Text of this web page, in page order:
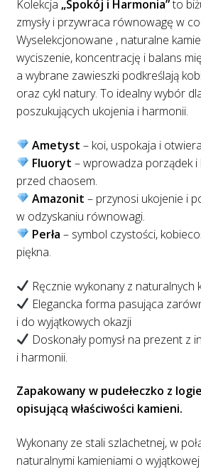
Kolekcja „Spokój i Harmonia”to
zmysły i przywraca równowagę w
Wyselekcjonowane , naturalne
wyciszenie, koncentrację i balans
a wybrane zawieszki podkreślają
oraz cykl natury. To idealny wybór
poszukujących ukojenia i harmonii.
Ametyst – koi, uspokaja i
Fluoryt – wprowadza porządek
przed chaosem.
Amazonit – przynosi ukojenie i
w odzyskaniu równowagi.
Perła – symbol czystości,
piękna.
Ręcznie wykonany z naturalnych
Elegancka forma pasująca
i do wyjątkowych okazji
Doskonały pomysł na prezent z
i harmonii.
Zapakowany w pudełeczko z
opisującą właściwości kamieni.
Wykonany ze stali szlachetnej, w
naturalnymi kamieniami o